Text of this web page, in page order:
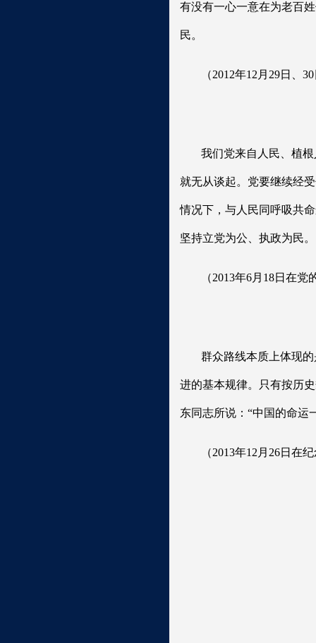
有没有一心一意在为老百
民。
（2012年12月29日、
我们党来自人民、植
就无从谈起。党要继续经
情况下，与人民同呼吸共
坚持立党为公、执政为民。
（2013年6月18日在
群众路线本质上体现
进的基本规律。只有按历
东同志所说：“中国的命运
（2013年12月26日在